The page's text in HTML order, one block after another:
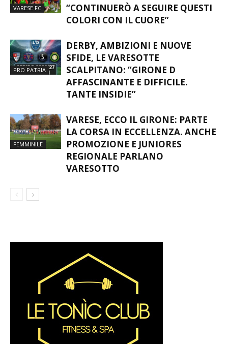
VARESE FC
“CONTINUERÒ A SEGUIRE QUESTI
COLORI CON IL CUORE”
PRO PATRIA
DERBY, AMBIZIONI E NUOVE
SFIDE, LE VARESOTTE
SCALPITANO: “GIRONE D
AFFASCINANTE E DIFFICILE.
TANTE INSIDIE”
FEMMINILE
VARESE, ECCO IL GIRONE: PARTE
LA CORSA IN ECCELLENZA. ANCHE
PROMOZIONE E JUNIORES
REGIONALE PARLANO
VARESOTTO